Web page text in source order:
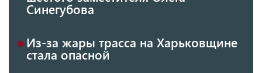
Синегубова
Из-за жары трасса на Харьковщине
стала опасной